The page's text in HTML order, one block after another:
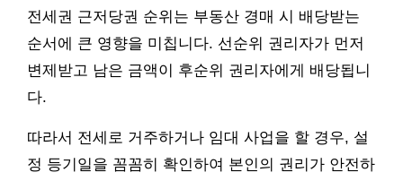
전세권 근저당권 순위는 부동산 경매 시 배당받는
순서에 큰 영향을 미칩니다. 선순위 권리자가 먼저
변제받고 남은 금액이 후순위 권리자에게 배당됩니
다.
따라서 전세로 거주하거나 임대 사업을 할 경우, 설
정 등기일을 꼼꼼히 확인하여 본인의 권리가 안전하